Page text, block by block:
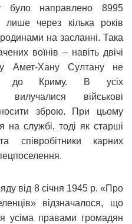
було направлено 8995
лише через кілька років
на засланні. Така
воїнів – навіть двічі
Амет-Хану Султану не
до Криму. В усіх
вилучалися військові
зброю. При цьому
на службі, тоді як старші
співробітники карних
від 8 січня 1945 р. «Про
відзначалося, що
усіма правами громадян